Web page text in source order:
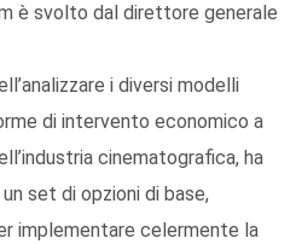
è svolto dal direttore generale
i diversi modelli
di intervento economico a
cinematografica, ha
set di opzioni di base,
implementare celermente la